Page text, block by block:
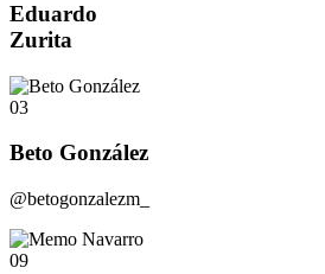
Eduardo
Zurita
03
Beto González
@betogonzalezm_
09